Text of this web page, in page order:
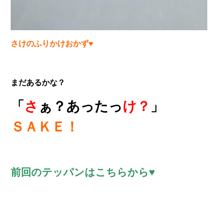
さけのふりかけおかず♥
まだあるかな？
「 さ ぁ？あったっけ？ 」
ＳＡＫＥ！
前回のテッパンはこちらから♥